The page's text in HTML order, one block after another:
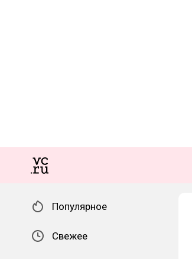
Популярное
Свежее